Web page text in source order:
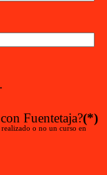
Fuentetaja?(*)
o no un curso en